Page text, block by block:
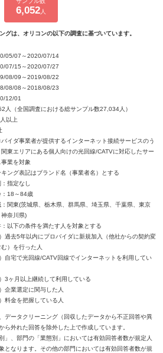
6,052人
グは、オリコンの以下の調査に基づいています。
05/07～2020/07/14
07/15～2020/07/27
08/09～2019/08/22
08/08～2018/08/23
12/01
人（全国調査における総サンプル数27,034人）
以上
バイダ事業者が提供するインターネット接続サービスのう
関東エリアにある個人向けの光回線/CATVに対応したサー
事業を対象
キング表記はブランド名（事業者名）とする
指定なし
：18～84歳
：関東(茨城県、栃木県、群馬県、埼玉県、千葉県、東京
神奈川県)
：以下の条件を満たす人を対象とする
）過去5年以内にプロバイダに新規加入（他社からの契約変
む）を行った人
）自宅で光回線/CATV回線でインターネットを利用してい
）3ヶ月以上継続して利用している
）企業選定に関与した人
）料金を把握している人
データクリーニング（回収したデータから不正回答や異
ら外れた回答を除外した上で作成しています。
、部門の「業態別」においては有効回答者数が規定人
となります。その他の部門においては有効回答者数が規